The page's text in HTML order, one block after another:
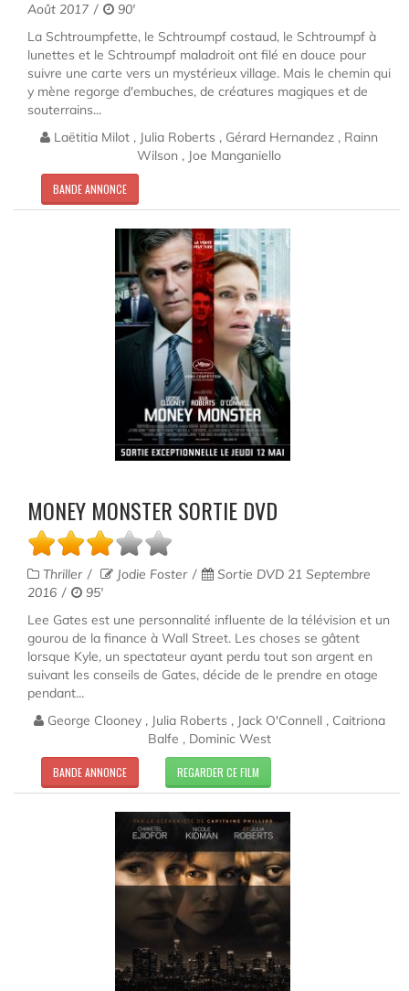
Août 2017
90'
La Schtroumpfette, le Schtroumpf costaud, le Schtroumpf à
lunettes et le Schtroumpf maladroit ont filé en douce pour
suivre une carte vers un mystérieux village. Mais le chemin qui
y mène regorge d'embuches, de créatures magiques et de
souterrains...
Laëtitia Milot , Julia Roberts , Gérard Hernandez , Rainn
Wilson , Joe Manganiello
BANDE ANNONCE
MONEY MONSTER SORTIE DVD
Thriller Jodie Foster
Sortie DVD 21 Septembre
2016
95'
Lee Gates est une personnalité influente de la télévision et un
gourou de la finance à Wall Street. Les choses se gâtent
lorsque Kyle, un spectateur ayant perdu tout son argent en
suivant les conseils de Gates, décide de le prendre en otage
pendant...
George Clooney , Julia Roberts , Jack O'Connell , Caitriona
Balfe , Dominic West
BANDE ANNONCE REGARDER CE FILM